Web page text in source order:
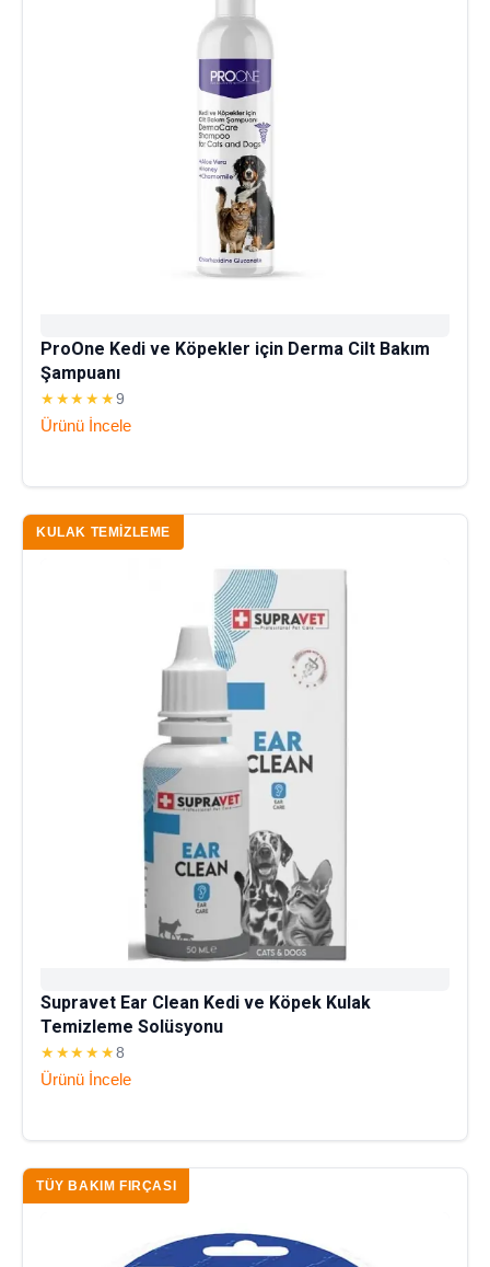
ProOne Kedi ve Köpekler için Derma Cilt Bakım
Şampuanı
★★★★★9
Ürünü İncele
KULAK TEMIZLEME
Supravet Ear Clean Kedi ve Köpek Kulak
Temizleme Solüsyonu
★★★★★8
Ürünü İncele
TÜY BAKIM FIRÇASI